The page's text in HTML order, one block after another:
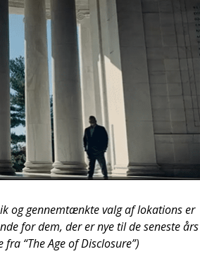
og gen­nemtænk­te valg af loka­tions er
for dem, der er nye til de sene­ste års
“The Age of Disclo­su­re”)